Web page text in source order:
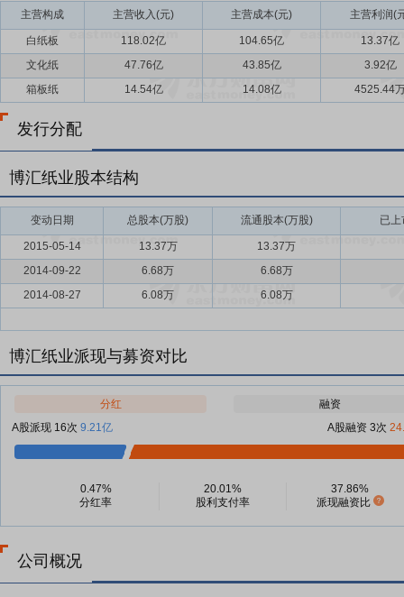
主营构成 主营收入(元) 主营成本(元) 主营利润(
白纸板 118.02亿 104.65亿
13.37亿
文化纸
47.76亿 43.85亿
3.92亿
箱板纸
14.54亿 14.08亿 4525.44
发行分配
博汇纸业股本结构
变动日期 总股本(万股) 流通股本(万股) 已
2015-05-14 13.37万
13.37万
2014-09-22
6.68万
6.68万
2014-08-27
6.08万 6.08万
博汇纸业派现与募资对比
分红
融资
A股派现 16次 9.21亿 A股融资 3次
0.47%
分红率
20.01%
股利支付率
37.86%
派现融资比
公司概况